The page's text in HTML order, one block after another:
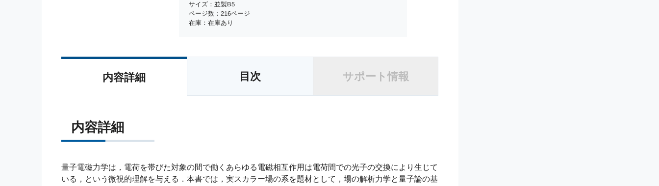
サイズ：並製B5
ページ数：216ページ
在庫：在庫あり
内容詳細 目次 サポート情報
内容詳細
量子電磁力学は，電荷を帯びた対象の間で働くあらゆる電磁相互作用は電荷間での光子の交換により生じて
いる，という微視的理解を与える．本書では，実スカラー場の系を題材として，場の解析力学と量子論の基